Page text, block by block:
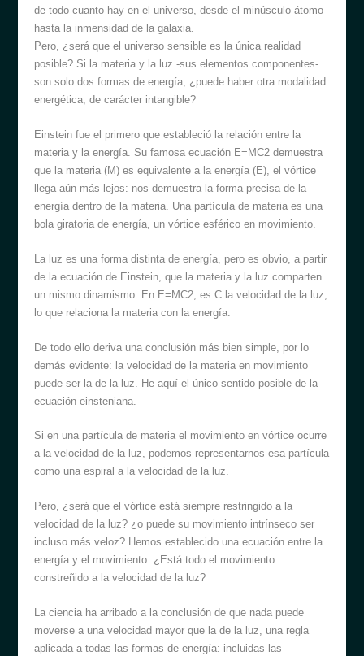
de todo cuanto hay en el universo, desde el minúsculo átomo
hasta la inmensidad de la galaxia.
Pero, ¿será que el universo sensible es la única realidad
posible? Si la materia y la luz -sus elementos componentes-
son solo dos formas de energía, ¿puede haber otra modalidad
energética, de carácter intangible?
Einstein fue el primero que estableció la relación entre la
materia y la energía. Su famosa ecuación E=MC2 demuestra
que la materia (M) es equivalente a la energía (E), el vórtice
llega aún más lejos: nos demuestra la forma precisa de la
energía dentro de la materia. Una partícula de materia es una
bola giratoria de energía, un vórtice esférico en movimiento.
La luz es una forma distinta de energía, pero es obvio, a partir
de la ecuación de Einstein, que la materia y la luz comparten
un mismo dinamismo. En E=MC2, es C la velocidad de la luz,
lo que relaciona la materia con la energía.
De todo ello deriva una conclusión más bien simple, por lo
demás evidente: la velocidad de la materia en movimiento
puede ser la de la luz. He aquí el único sentido posible de la
ecuación einsteniana.
Si en una partícula de materia el movimiento en vórtice ocurre
a la velocidad de la luz, podemos representarnos esa partícula
como una espiral a la velocidad de la luz.
Pero, ¿será que el vórtice está siempre restringido a la
velocidad de la luz? ¿o puede su movimiento intrínseco ser
incluso más veloz? Hemos establecido una ecuación entre la
energía y el movimiento. ¿Está todo el movimiento
constreñido a la velocidad de la luz?
La ciencia ha arribado a la conclusión de que nada puede
moverse a una velocidad mayor que la de la luz, una regla
aplicada a todas las formas de energía: incluidas las